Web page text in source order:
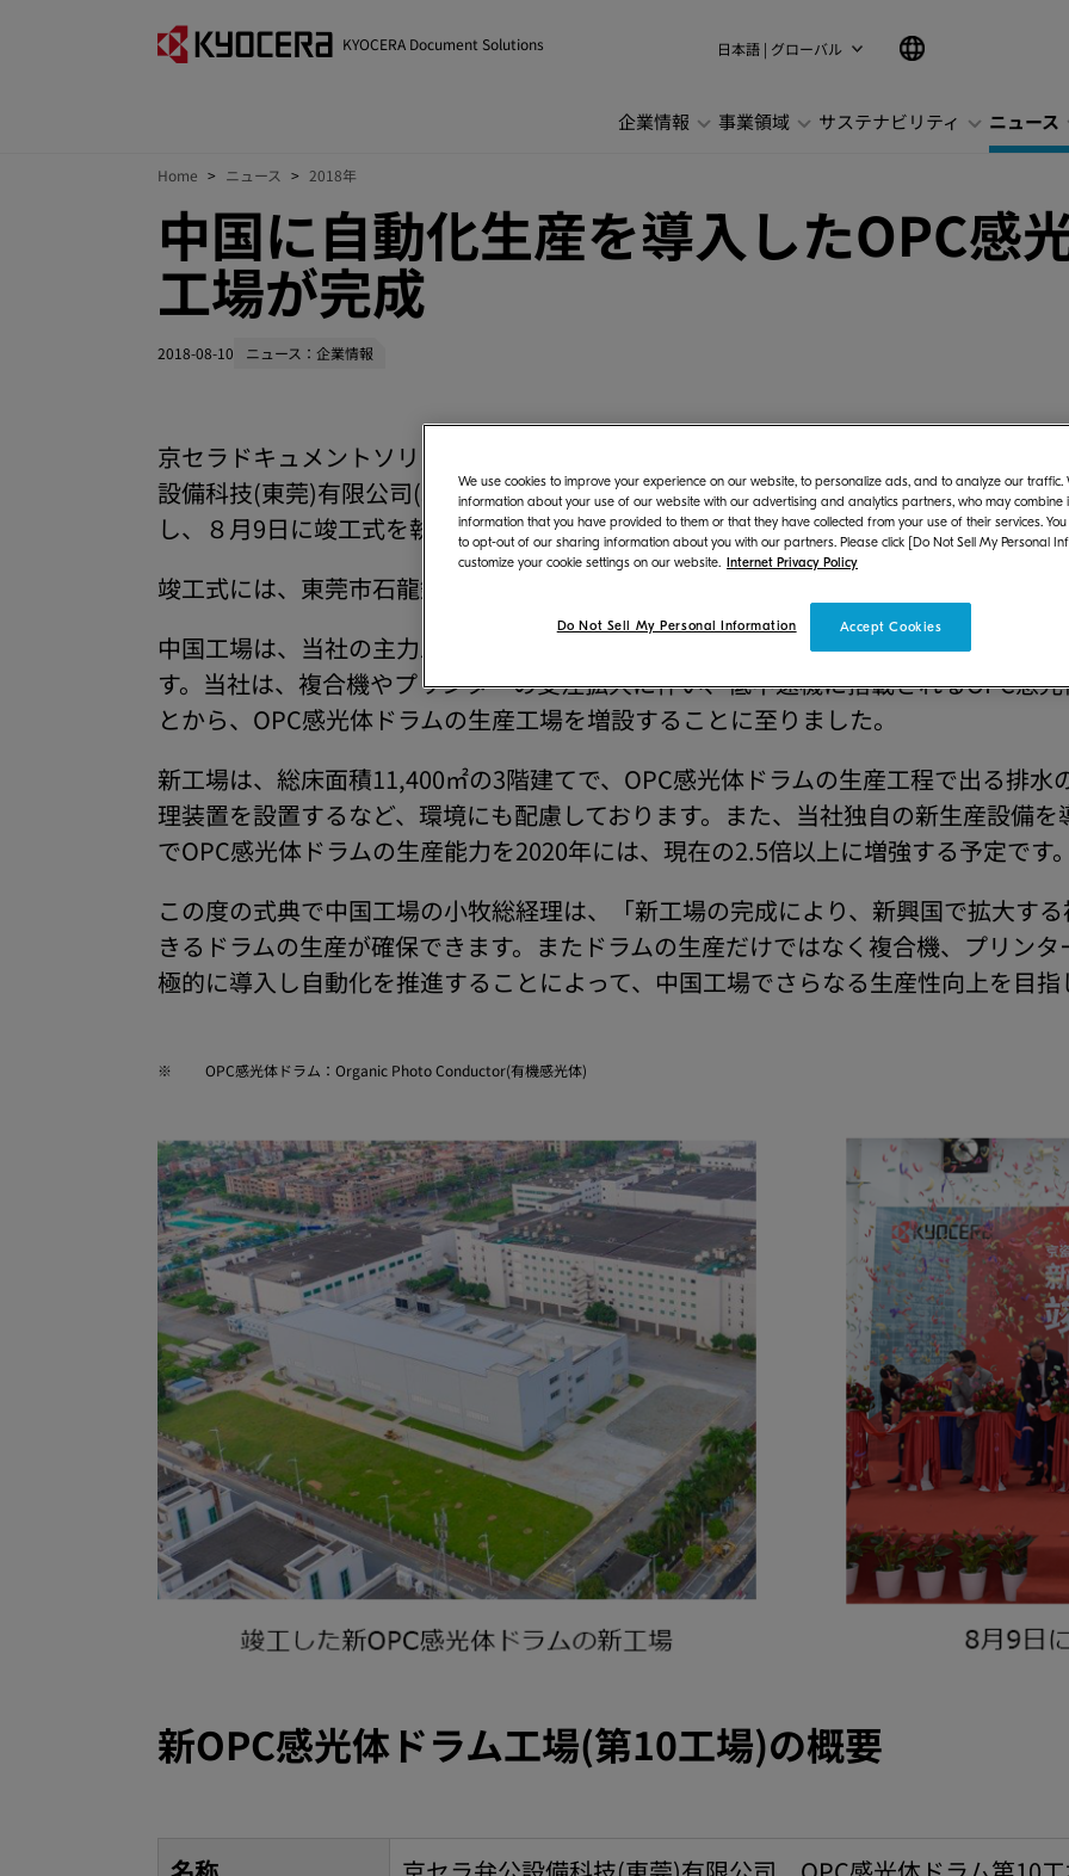
KYOCERA Document Solutions 日本語 | グローバル
企業情報 事業領域 サステナビリティ ニュース
Home ニュース 2018年
中国に自動化生産を導入したOPC感
工場が完成
2018-08-10 ニュース：企業情報
京セラドキュメントソリューションズ株式会社(社長：伊奈 憲彦)は、中国広東省東
設備科技(東莞)有限公司(以下：中国工場)の敷地に、昨年7月より着工しておりました
し、８月9日に竣工式を執り行いましたのでお知らせいたします。
竣工式には、東莞市石龍鎮の劉書記、葉鎮長をはじめ、政府関連各局、並びに関係
中国工場は、当社の主力工場で複合機およびプリンターの生産に加え、OPC感光体
す。当社は、複合機やプリンターの受注拡大に伴い、低中速機に搭載されるOPC感
とから、OPC感光体ドラムの生産工場を増設することに至りました。
新工場は、総床面積11,400㎡の3階建てで、OPC感光体ドラムの生産工程で出る排水
理装置を設置するなど、環境にも配慮しております。また、当社独自の新生産設備
でOPC感光体ドラムの生産能力を2020年には、現在の2.5倍以上に増強する予定です
この度の式典で中国工場の小牧総経理は、「新工場の完成により、新興国で拡大す
きるドラムの生産が確保できます。またドラムの生産だけではなく複合機、プリン
極的に導入し自動化を推進することによって、中国工場でさらなる生産性向上を目
※ OPC感光体ドラム：Organic Photo Conductor(有機感光体)
新OPC感光体ドラム工場(第10工場)の概要
We use cookies to improve your experience on our website, to personalize ads, and to analyze our traffic.
information about your use of our website with our advertising and analytics partners, who may combine
information that you have provided to them or that they have collected from your use of their services.
to opt-out of our sharing information about you with our partners. Please click [Do Not Sell My Personal
customize your cookie settings on our website. Internet Privacy Policy
Accept Cookies
Do Not Sell My Personal Information